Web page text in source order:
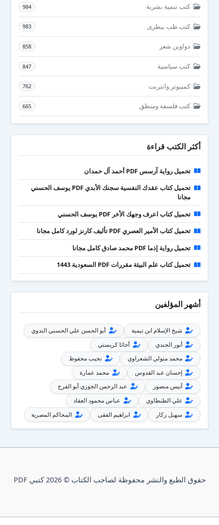
كتب تنمية بشرية 984
كتب طب بيطرى 983
دواوين شعر 858
كتب سياسية 847
كمبيوتر وانترنت 762
كتب فلسفة ومنطق 665
أكثر الكتب قراءة
تحميل رواية آرسس PDF أحمد آل حمدان
تحميل كتاب عقدك النفسية سجنك الأبدي PDF يوسف الحسني
مجانا
تحميل كتاب اعرف وجهك الأخر PDF يوسف الحسني
تحميل كتاب الأمير العصري PDF تأليف كارنز لورد كامل مجانا
تحميل رواية إذما PDF محمد صادق كامل مجانا
تحميل كتاب علم البيئة مقررات PDF السعودية 1443
أشهر المؤلفين
شيخ الإسلام ابن تيمية
أبو الحسن علي الحسني الندوي
أنور الجندي
أجاثا كريستي
محمد متولي الشعراوي
نجيب محفوظ
إحسان عبد القدوس
محمد عمارة
أنيس منصور
عبد الرحمن الجوزي أبو الفرج
علي الطنطاوي
عباس محمود العقاد
سهيل زكار
ابراهيم الفقى المحاكم المصرية
حقوق الطبع والنشر محفوظة لصاحب الكتاب © 2026 كتبي PDF